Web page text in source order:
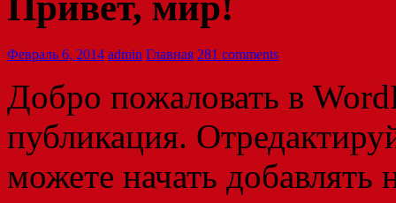
Февраль 6, 2014 admin Главная 281 comments
Добро пожаловать в
публикация.
можете начать добавлять